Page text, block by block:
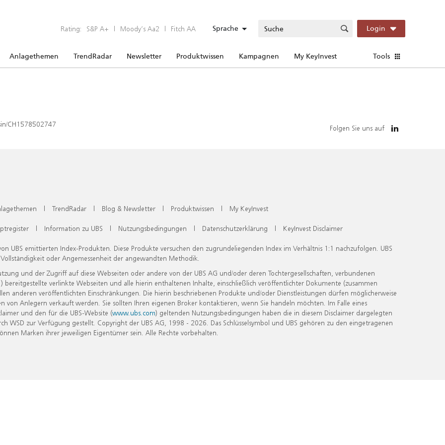
Rating: S&P A+ | Moody’s Aa2 | Fitch AA Sprache Login
Anlagethemen TrendRadar Newsletter Produktwissen Kampagnen My KeyInvest Tools
CH1578502747 Folgen Sie uns auf
| TrendRadar | Blog & Newsletter | Produktwissen | My KeyInvest
| Information zu UBS | Nutzungsbedingungen | Datenschutzerklärung | KeyInvest Disclaimer
UBS emittierten Index-Produkten. Diese Produkte versuchen den zugrundeliegenden Index im Verhältnis 1:1 nachzufolgen. UBS
oder Angemessenheit der angewandten Methodik.
und der Zugriff auf diese Webseiten oder andere von der UBS AG und/oder deren Tochtergesellschaften, verbundenen
verlinkte Webseiten und alle hierin enthaltenen Inhalte, einschließlich veröffentlichter Dokumente (zusammen
anderen veröffentlichten Einschränkungen. Die hierin beschriebenen Produkte und/oder Dienstleistungen dürfen möglicherweise
Anlegern verkauft werden. Sie sollten Ihren eigenen Broker kontaktieren, wenn Sie handeln möchten. Im Falle eines
und den für die UBS-Website (www.ubs.com) geltenden Nutzungsbedingungen haben die in diesem Disclaimer dargelegten
zur Verfügung gestellt. Copyright der UBS AG, 1998 - 2026. Das Schlüsselsymbol und UBS gehören zu den eingetragenen
Marken ihrer jeweiligen Eigentümer sein. Alle Rechte vorbehalten.